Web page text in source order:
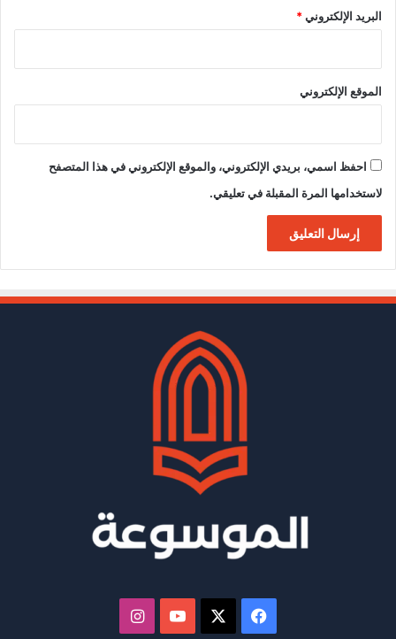
البريد الإلكتروني*
الموقع الإلكتروني
احفظ اسمي، بريدي الإلكتروني، والموقع الإلكتروني في هذا المتصفح
لاستخدامها المرة المقبلة في تعليقي.
فيسبوك ‫YouTube